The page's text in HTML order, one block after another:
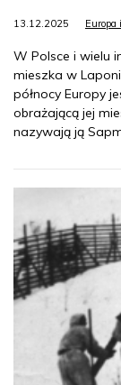
13.12.2025
W Polsce i wielu
mieszka w
północy Europy
obrażającą jej
nazywają ją